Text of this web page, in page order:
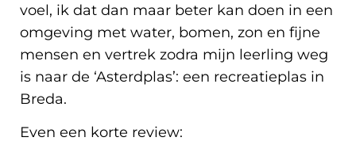
voel, ik dat dan maar beter kan doen in een
omgeving met water, bomen, zon en fijne
mensen en vertrek zodra mijn leerling weg
is naar de ‘Asterdplas’: een recreatieplas in
Breda.
Even een korte review: